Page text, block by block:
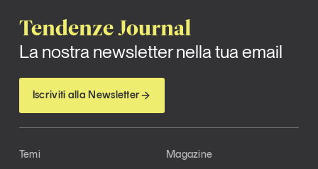
Tendenze Journal
La nostra newsletter nella tua email
Iscriviti alla Newsletter
Temi Magazine